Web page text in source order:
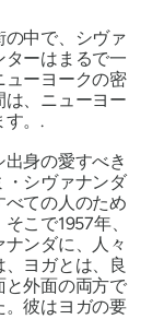
中で、シヴァ
ーはまるで一
ューヨークの密
、ニューヨー
す。.
身の愛すべき
・シヴァナンダ
ての人のため
こで1957年、
ンダに、人々
ヨガとは、良
と外面の両方で
。彼はヨガの要